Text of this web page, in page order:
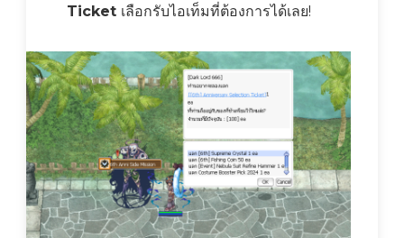
Ticket เลือกรับไอเท็มที่ต้องการได้เลย!